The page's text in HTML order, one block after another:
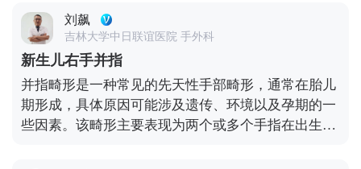
中，指间间充质组织的凋亡或缺失可能是并指形成的
原因。 儿童并指畸形是新生儿先天性畸形中较为常见
的一种类型，目前是可以通过手术的方式将原本并在
一起的手指释放出来。一般来说，只要孩子身体状况
良好，体重达标，一般6个月左右就可以手术。
刘飙
吉林大学中日联谊医院 手外科
新生儿右手并指
并指畸形是一种常见的先天性手部畸形，通常在胎儿
期形成，具体原因可能涉及遗传、环境以及孕期的一
些因素。该畸形主要表现为两个或多个手指在出生时